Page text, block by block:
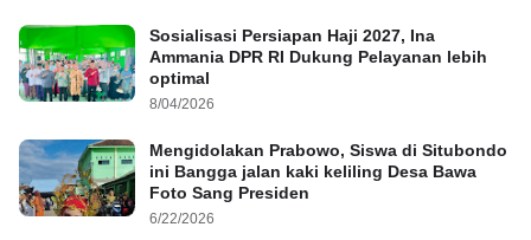
Sosialisasi Persiapan Haji 2027, Ina
Ammania DPR RI Dukung Pelayanan lebih
optimal
8/04/2026
Mengidolakan Prabowo, Siswa di Situbondo
ini Bangga jalan kaki keliling Desa Bawa
Foto Sang Presiden
6/22/2026